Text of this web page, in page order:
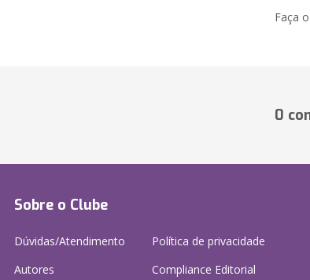
Faça o
0
Sobre o Clube
Dúvidas/Atendimento
Autores
Política de privacidade
Compliance Editorial